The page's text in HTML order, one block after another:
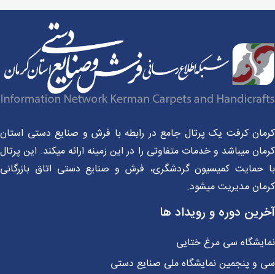
کرفت یک پرتال جامع در رابطه با فرش و صنایع دستی استان
میباشد و خدمات متفاوتی را در این زمینه ارائه میکند. این پرتال
حمایت کمیسیون گردشگری، فرش و صنایع دستی اتاق بازرگانی
مدیریت میشود.
دوره و رویداد ها
سی مرغ ختایی
و پنجمین نمایشگاه ملی صنایع دستی